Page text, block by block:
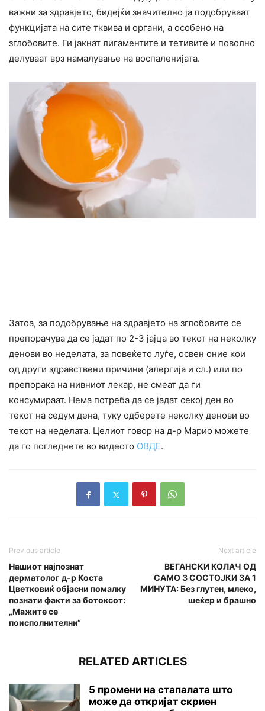
важни за здравјето, бидејќи значително ја подобруваат
функцијата на сите тквива и opгани, а особено на
зглобовите. Ги јакнат лигаментите и тетивите и поволно
делуваат врз намалување на воспаленијата.
Затоа, за подобрување на здравјето на зглобовите се
препорачува да се јадат по 2-3 јајца во текот на неколку
денови во неделата, за повеќето луѓе, освен оние кои
од други здравствени причини (алергија и сл.) или по
препорака на нивниот лекар, не cмеат да ги
конcyмираат. Нема потреба да се јадат секој ден во
текот на седум дена, туку одберете неколку денови во
текот на неделата. Целиот говор на д-р Марио можете
да го погледнете во видеото ОВДЕ.
Previous article
Нашиот најпознат
дерматолог д-р Коста
Цветковиќ објасни помалку
познати факти за ботокcoт:
„Мажите се
поисполнителни“
Next article
ВЕГАНСКИ КОЛАЧ ОД
САМО 3 СОСТОЈКИ ЗА 1
МИНУТА: Без глутен, млеко,
шеќер и брашно
RELATED ARTICLES
5 промени на стапалата што
може да откријат скриен